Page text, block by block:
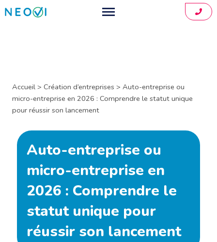
Graphistes et designers
Coachs indépendants
Application
Tarifs
À propos
Contact
Accueil> Création d’entreprises > Auto-entreprise ou
micro-entreprise en 2026 : Comprendre le statut unique
pour réussir son lancement
Auto-entreprise ou
micro-entreprise en
2026 : Comprendre le
statut unique pour
réussir son lancement